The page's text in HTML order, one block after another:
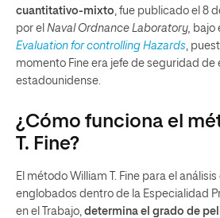
cuantitativo-mixto , fue publicado el 8
por el Naval Ordnance Laboratory, bajo
Evaluation for controlling Hazards ,
momento Fine era jefe de seguridad de
estadounidense.
¿Cómo funciona el
T. Fine?
El método William T. Fine para el
englobados dentro de la Especialidad
en el Trabajo, determina el grado de